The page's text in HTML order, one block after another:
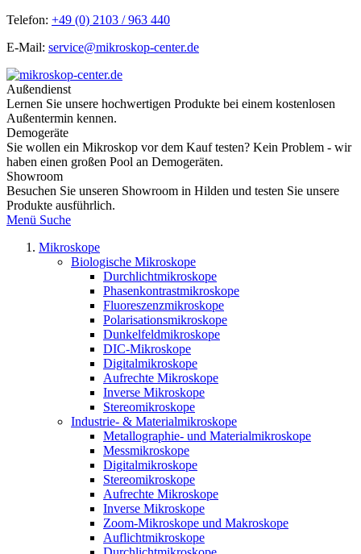
Telefon: +49 (0) 2103 / 963 440
E-Mail: service@mikroskop-center.de
Außendienst
Lernen Sie unsere hochwertigen Produkte bei einem kostenlosen
Außentermin kennen.
Demogeräte
Sie wollen ein Mikroskop vor dem Kauf testen? Kein Problem - wir
haben einen großen Pool an Demogeräten.
Showroom
Besuchen Sie unseren Showroom in Hilden und testen Sie unsere
Produkte ausführlich.
Menü Suche
Mikroskope
Biologische Mikroskope
Durchlichtmikroskope
Phasenkontrastmikroskope
Fluoreszenzmikroskope
Polarisationsmikroskope
Dunkelfeldmikroskope
DIC-Mikroskope
Digitalmikroskope
Aufrechte Mikroskope
Inverse Mikroskope
Stereomikroskope
Industrie- & Materialmikroskope
Metallographie- und Materialmikroskope
Messmikroskope
Digitalmikroskope
Stereomikroskope
Aufrechte Mikroskope
Inverse Mikroskope
Zoom-Mikroskope und Makroskope
Auflichtmikroskope